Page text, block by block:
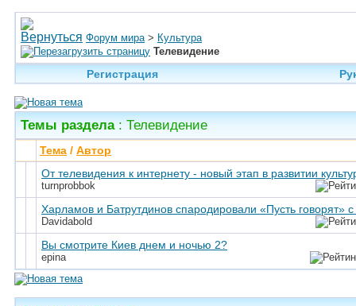
Форум мира > Культура
Телевидение
Регистрация
Темы раздела: Телевидение
Тема / Автор
От телевидения к интернету - новый этап в развитии
turnprobbok
Харламов и Батрутдинов спародировали «Пусть говорят»
Davidabold
Вы смотрите Киев днем и ночью 2?
epina